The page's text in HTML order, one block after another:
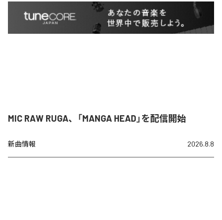
MIC RAW RUGA、「MANGA HEAD」を配信開始
新曲情報 2026.8.8